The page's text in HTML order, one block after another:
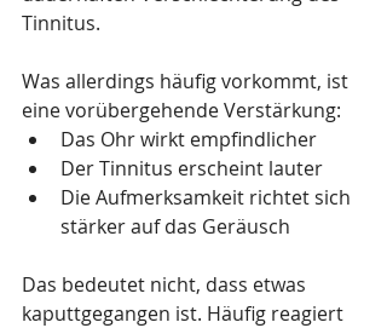
Tinnitus.
Was allerdings häufig vorkommt, ist
eine vorübergehende Verstärkung:
Das Ohr wirkt empfindlicher
Der Tinnitus erscheint lauter
Die Aufmerksamkeit richtet sich
stärker auf das Geräusch
Das bedeutet nicht, dass etwas
kaputtgegangen ist. Häufig reagiert